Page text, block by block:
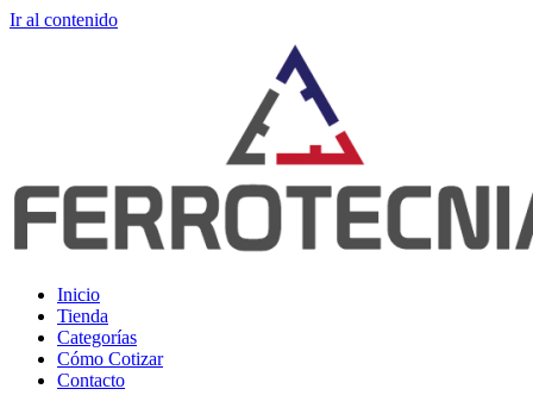
Ir al contenido
Inicio
Tienda
Categorías
Cómo Cotizar
Contacto